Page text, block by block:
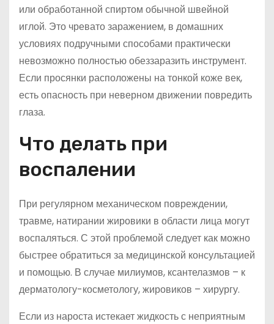
или обработанной спиртом обычной швейной
иглой. Это чревато заражением, в домашних
условиях подручными способами практически
невозможно полностью обеззаразить инструмент.
Если просянки расположены на тонкой коже век,
есть опасность при неверном движении повредить
глаза.
Что делать при
воспалении
При регулярном механическом повреждении,
травме, натирании жировики в области лица могут
воспаляться. С этой проблемой следует как можно
быстрее обратиться за медицинской консультацией
и помощью. В случае милиумов, ксантелазмов – к
дерматологу-косметологу, жировиков – хирургу.
Если из нароста истекает жидкость с неприятным